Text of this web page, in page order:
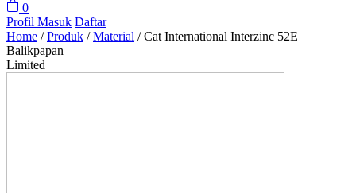
0
Profil Masuk Daftar
Home /Produk /Material /Cat International Interzinc 52E
Balikpapan
Limited